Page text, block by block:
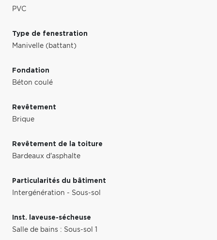
PVC
Type de fenestration
Manivelle (battant)
Fondation
Béton coulé
Revêtement
Brique
Revêtement de la toiture
Bardeaux d'asphalte
Particularités du bâtiment
Intergénération - Sous-sol
Inst. laveuse-sécheuse
Salle de bains : Sous-sol 1